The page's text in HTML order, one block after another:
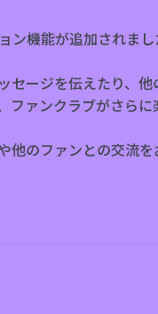
ン機能が追加されまし
ージを伝えたり、他
ァンクラブがさらに
のファンとの交流を